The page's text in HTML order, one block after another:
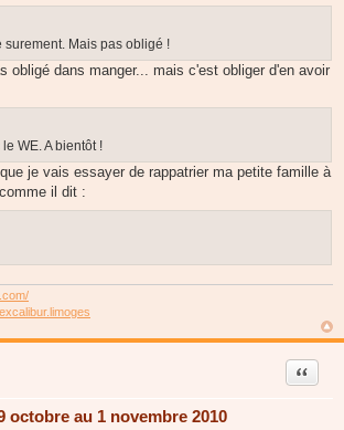
surement. Mais pas obligé !
obligé dans manger... mais c'est obliger d'en avoir
WE. A bientôt !
je vais essayer de rappatrier ma petite famille à
il dit :
octobre au 1 novembre 2010
Citer